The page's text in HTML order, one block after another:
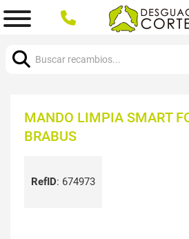
MANDO LIMPIA SMART
BRABUS
RefID: 674973